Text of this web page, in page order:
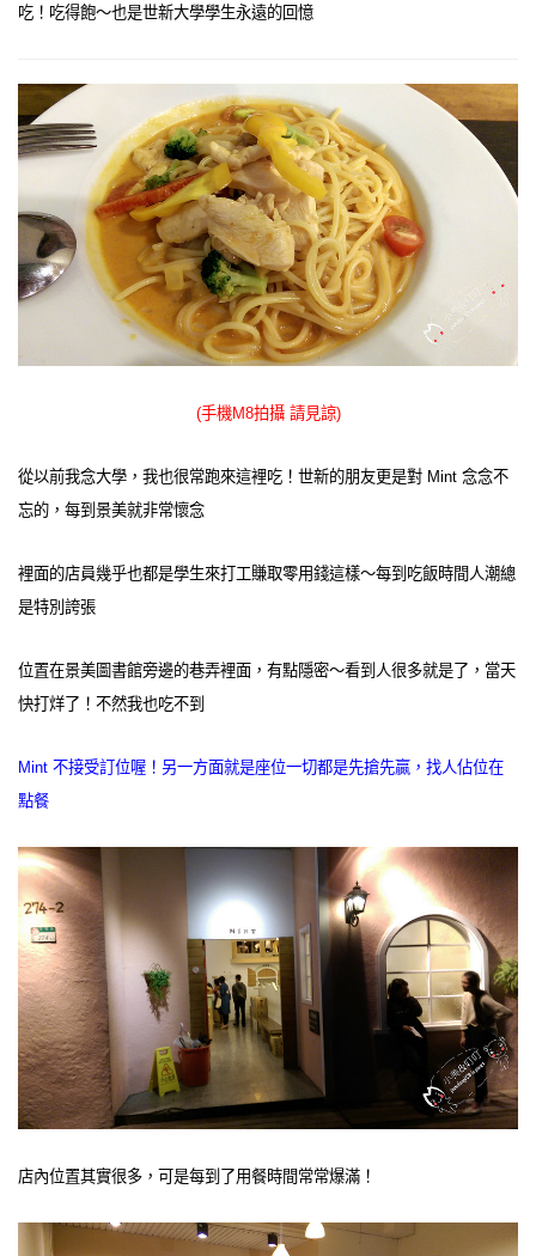
吃！吃得飽～也是世新大學學生永遠的回憶
(手機M8拍攝 請見諒)
從以前我念大學，我也很常跑來這裡吃！世新的朋友更是對 Mint 念念不
忘的，每到景美就非常懷念
裡面的店員幾乎也都是學生來打工賺取零用錢這樣～每到吃飯時間人潮總
是特別誇張
位置在景美圖書館旁邊的巷弄裡面，有點隱密～看到人很多就是了，當天
快打烊了！不然我也吃不到
Mint 不接受訂位喔！另一方面就是座位一切都是先搶先贏，找人佔位在
點餐
店內位置其實很多，可是每到了用餐時間常常爆滿！